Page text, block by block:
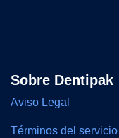
Sobre Dentipak
Aviso Legal
Términos del servicio